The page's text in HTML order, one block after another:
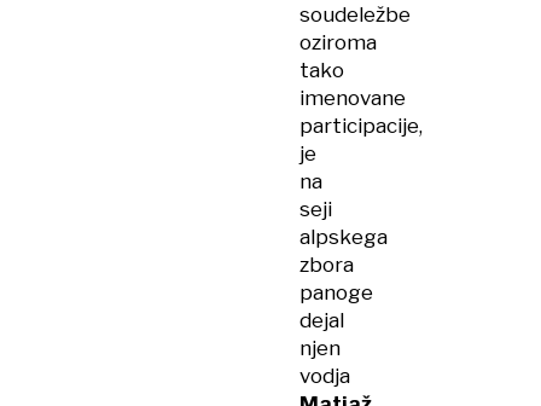
soudeležbe
oziroma
tako
imenovane
participacije,
je
na
seji
alpskega
zbora
panoge
dejal
njen
vodja